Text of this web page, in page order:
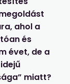
ahol a
és
évet, de a
miatt?